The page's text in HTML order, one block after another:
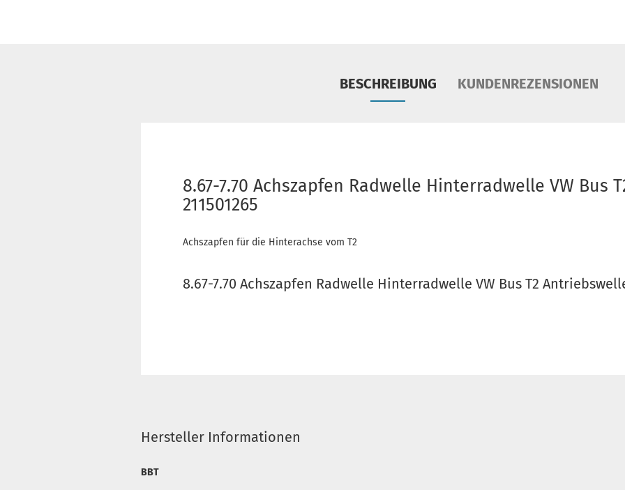
BESCHREIBUNG KUNDENREZENSIONEN
8.67-7.70 Achszapfen Radwelle Hinterradwelle VW Bus
211501265
Achszapfen für die Hinterachse vom T2
8.67-7.70 Achszapfen Radwelle Hinterradwelle VW Bus T2
Hersteller Informationen
BBT